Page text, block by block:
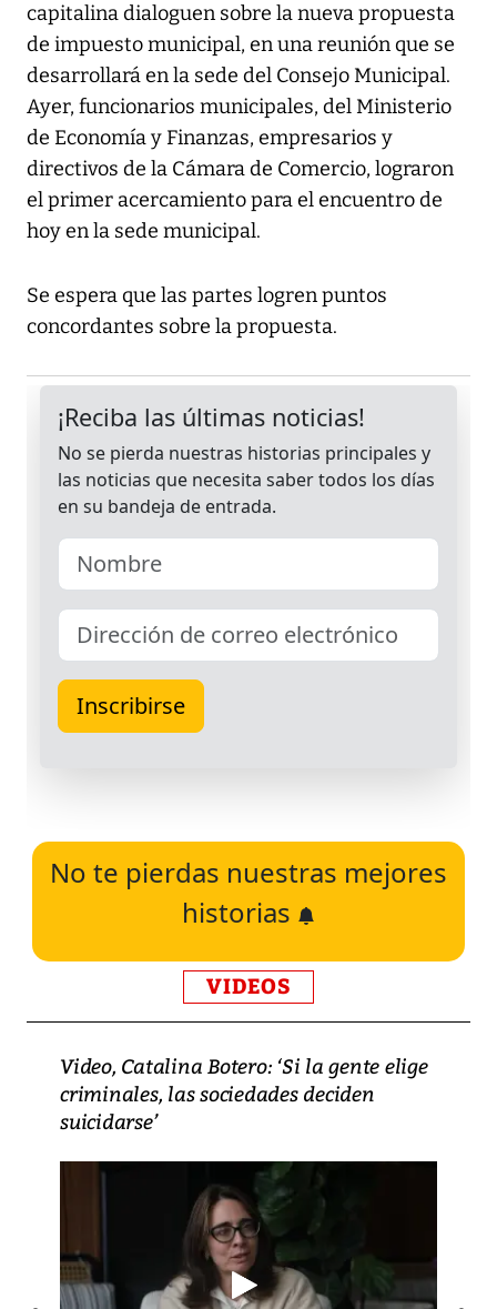
capitalina dialoguen sobre la nueva propuesta
de impuesto municipal, en una reunión que se
desarrollará en la sede del Consejo Municipal.
Ayer, funcionarios municipales, del Ministerio
de Economía y Finanzas, empresarios y
directivos de la Cámara de Comercio, lograron
el primer acercamiento para el encuentro de
hoy en la sede municipal.
Se espera que las partes logren puntos
concordantes sobre la propuesta.
No te pierdas nuestras mejores
historias
VIDEOS
Video, Catalina Botero: ‘Si la gente elige
criminales, las sociedades deciden
suicidarse’